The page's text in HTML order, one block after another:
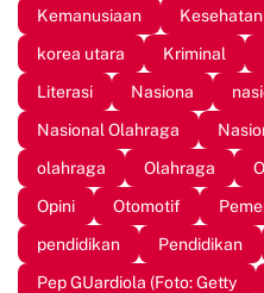
Kemanusiaan
Kesehatan
korea utara
Kriminal
Literasi
Nasiona
Nasional Olahraga
olahraga
Olahraga
Opini
Otomotif
pendidikan
Pendidikan
Pep GUardiola (Foto: Getty